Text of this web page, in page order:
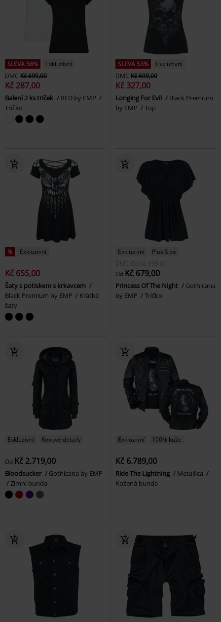
SLEVA 58%
Exkluzivní
DMC Kč 699,00
Kč 287,00
Balení 2 ks triček
RED by EMP
Tričko
SLEVA 53%
Exkluzivní
DMC Kč 699,00
Kč 327,00
Longing For Evil
Black Premium
by EMP
Top
% Exkluzivní
Kč 655,00
Šaty s potiskem s krkavcem
Black Premium by EMP
Krátké
šaty
Exkluzivní
Plus Size
DMC Od Kč 999,00
Od Kč 679,00
Princess Of The Night
Gothicana
by EMP
Tričko
Exkluzivní Kovové detaily
Od Kč 2.719,00
Bloodsucker
Gothicana by EMP
Zimní bunda
Exkluzivní 100% kuže
Kč 6.789,00
Ride The Lightning
Metallica
Kožená bunda